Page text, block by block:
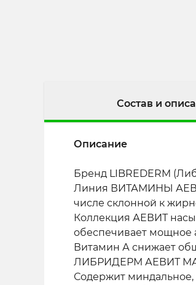
Состав и
Описание
Бренд LIBREDERM
Линия ВИТАМИНЫ
числе склонной к
Коллекция АЕВИТ
обеспечивает мощное
Витамин А снижает
ЛИБРИДЕРМ АЕВИТ
Содержит